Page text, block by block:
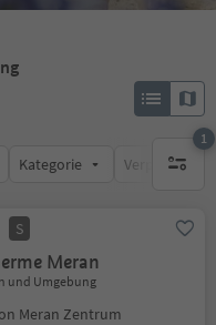
Kategorie
1
1
S
Meran
und Umgebung
Meran Zentrum